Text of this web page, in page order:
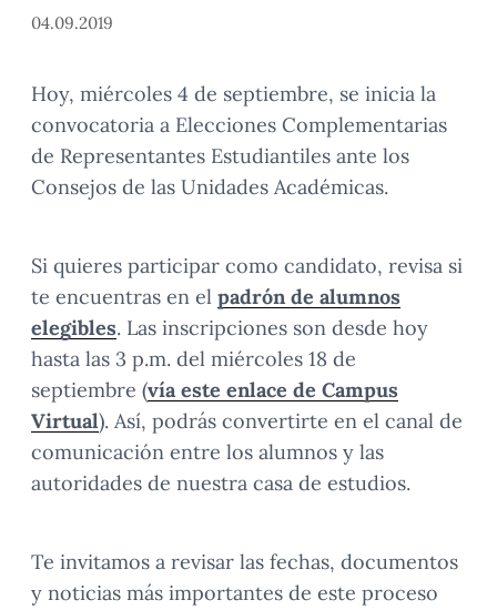
04.09.2019
Hoy, miércoles 4 de septiembre, se inicia la
convocatoria a Elecciones Complementarias
de Representantes Estudiantiles ante los
Consejos de las Unidades Académicas.
Si quieres participar como candidato, revisa si
te encuentras en el padrón de alumnos
elegibles. Las inscripciones son desde hoy
hasta las 3 p.m. del miércoles 18 de
septiembre (vía este enlace de Campus
Virtual). Así, podrás convertirte en el canal de
comunicación entre los alumnos y las
autoridades de nuestra casa de estudios.
Te invitamos a revisar las fechas, documentos
y noticias más importantes de este proceso